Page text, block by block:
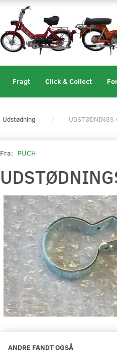
Fragt Click & Collect
Udstødning UDSTØDNINGS
Fra: PUCH
ANDRE FANDT OGSÅ